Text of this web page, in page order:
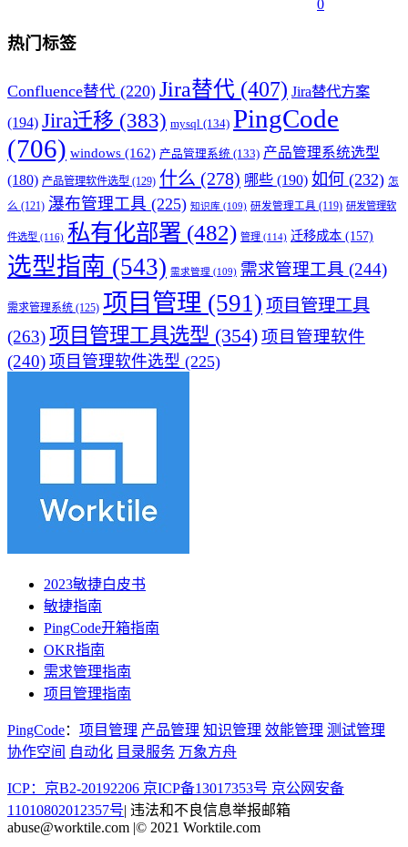
0
热门标签
Confluence替代 (220) Jira替代 (407) Jira替代方案
(194) Jira迁移 (383) mysql (134) PingCode
(706) windows (162) 产品管理系统 (133) 产品管理系统选型
(180) 产品管理软件选型 (129) 什么 (278) 哪些 (190) 如何 (232) 怎
么 (121) 瀑布管理工具 (225) 知识库 (109) 研发管理工具 (119) 研发管理软
件选型 (116) 私有化部署 (482) 管理 (114) 迁移成本 (157)
选型指南 (543) 需求管理 (109) 需求管理工具 (244)
需求管理系统 (125) 项目管理 (591) 项目管理工具
(263)项目管理工具选型 (354) 项目管理软件
(240) 项目管理软件选型 (225)
2023敏捷白皮书
敏捷指南
PingCode开箱指南
OKR指南
需求管理指南
项目管理指南
PingCode： 项目管理 产品管理 知识管理 效能管理 测试管理
协作空间 自动化 目录服务 万象方舟
ICP：京B2-20192206 京ICP备13017353号 京公网安备
11010802012357号| 违法和不良信息举报邮箱
abuse@worktile.com |© 2021 Worktile.com